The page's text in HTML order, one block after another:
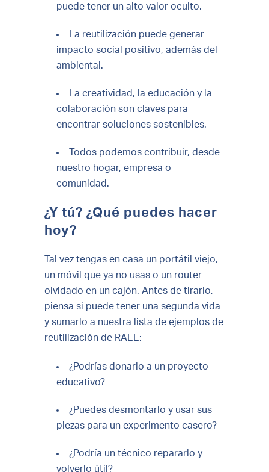
puede tener un alto valor oculto.
La reutilización puede generar
impacto social positivo, además del
ambiental.
La creatividad, la educación y la
colaboración son claves para
encontrar soluciones sostenibles.
Todos podemos contribuir, desde
nuestro hogar, empresa o
comunidad.
¿Y tú? ¿Qué puedes hacer
hoy?
Tal vez tengas en casa un portátil viejo,
un móvil que ya no usas o un router
olvidado en un cajón. Antes de tirarlo,
piensa si puede tener una segunda vida
y sumarlo a nuestra lista de ejemplos de
reutilización de RAEE:
¿Podrías donarlo a un proyecto
educativo?
¿Puedes desmontarlo y usar sus
piezas para un experimento casero?
¿Podría un técnico repararlo y
volverlo útil?